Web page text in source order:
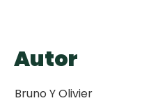
Autor
Bruno Y Olivier